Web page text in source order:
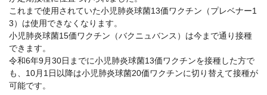
これまで使用されていた小児肺炎球菌13価ワクチン（プレベナー1
3）は使用できなくなります。
小児肺炎球菌15価ワクチン（バクニュバンス）は今まで通り接種
できます。
令和6年9月30日までに小児肺炎球菌13価ワクチンを接種した方で
も、10月1日以降は小児肺炎球菌20価ワクチンに切り替えて接種が
可能です。